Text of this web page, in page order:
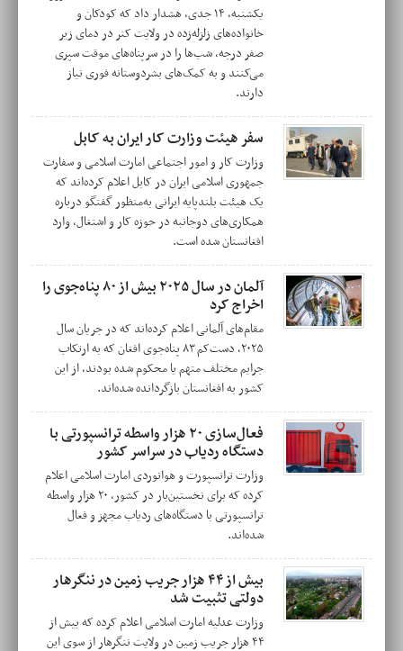
یکشنبه، ۱۴ جدی، هشدار داد که کودکان و
خانواده‌های زلزله‌زده در ولایت کنر در دمای زیر
صفر درجه، شب‌ها را در سرپناه‌های موقت سپری
می‌کنند و به کمک‌های بشردوستانه فوری نیاز
دارند.
سفر هیئت وزارت کار ایران به کابل
وزارت کار و امور اجتماعی امارت اسلامی و سفارت
جمهوری اسلامی ایران در کابل اعلام کرده‌اند که
یک هیئت بلندپایه ایرانی به‌منظور گفتگو درباره
همکاری‌های دوجانبه در حوزه کار و اشتغال، وارد
افغانستان شده است.
آلمان در سال ۲۰۲۵ بیش از ۸۰ پناه‌جوی را
اخراج کرد
مقام‌های آلمانی اعلام کرده‌اند که در جریان سال
۲۰۲۵، دست‌کم ۸۳ پناه‌جوی افغان که به ارتکاب
جرایم مختلف متهم یا محکوم شده بودند، از این
کشور به افغانستان بازگردانده شده‌اند.
فعال‌سازی ۲۰ هزار واسطه ترانسپورتی با
دستگاه ردیاب در سراسر کشور
وزارت ترانسپورت و هوانوردی امارت اسلامی اعلام
کرده که برای نخستین‌بار در کشور، ۲۰ هزار واسطه
ترانسپورتی با دستگاه‌های ردیاب مجهز و فعال
شده‌اند.
بیش از ۴۴ هزار جریب زمین در ننگرهار
دولتی تثبیت شد
وزارت عدلیه امارت اسلامی اعلام کرده که بیش از
۴۴ هزار جریب زمین در ولایت ننگرهار از سوی این